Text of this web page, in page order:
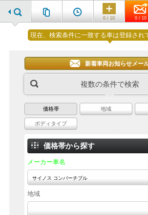
0 / 10 0 / 10
現在、検索条件に一致する車は登録され
新着車両お知らせメー
複数の条件で検索
価格帯 地域
ボディタイプ
価格帯から探す
メーカー車名
地域